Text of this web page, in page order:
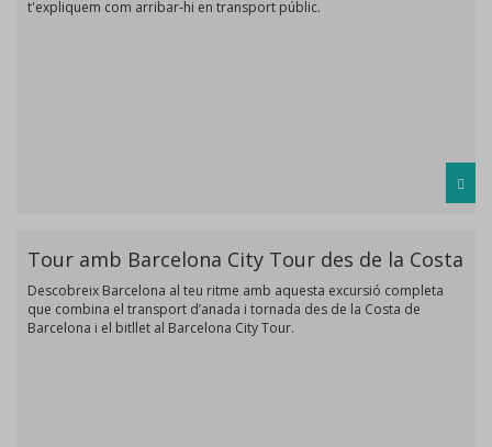
t'expliquem com arribar-hi en transport públic.
Tour amb Barcelona City Tour des de la Costa
Descobreix Barcelona al teu ritme amb aquesta excursió completa
que combina el transport d’anada i tornada des de la Costa de
Barcelona i el bitllet al Barcelona City Tour.